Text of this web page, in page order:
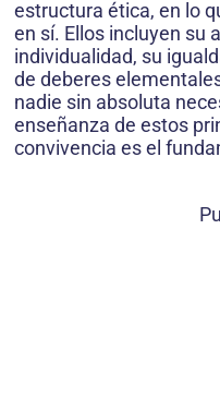
estructura ética, en lo
en sí. Ellos incluyen su
individualidad, su
de deberes
nadie sin absoluta
enseñanza de estos
convivencia es el